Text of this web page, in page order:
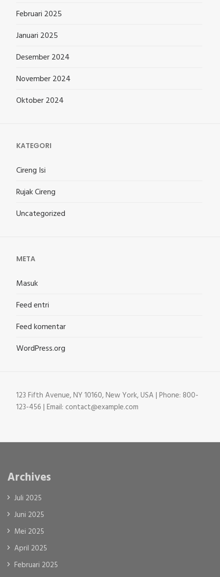
Februari 2025
Januari 2025
Desember 2024
November 2024
Oktober 2024
KATEGORI
Cireng Isi
Rujak Cireng
Uncategorized
META
Masuk
Feed entri
Feed komentar
WordPress.org
123 Fifth Avenue, NY 10160, New York, USA | Phone: 800-
123-456 | Email: contact@example.com
Archives
Juli 2025
Juni 2025
Mei 2025
April 2025
Februari 2025